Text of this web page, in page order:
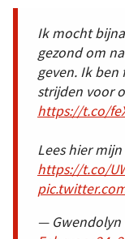
Ik mocht
gezond om
geven. Ik ben
strijden voor
https://t.co/
Lees hier
https://t.co/
— Gwendolyn